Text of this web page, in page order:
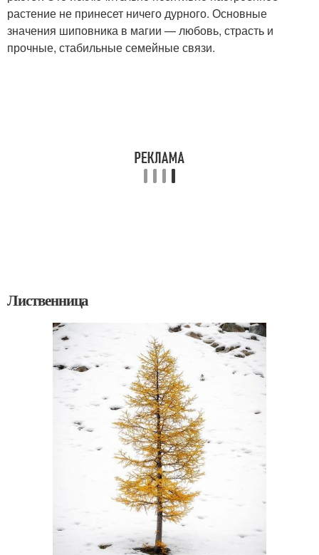
растение не принесет ничего дурного. Основные
значения шиповника в магии — любовь, страсть и
прочные, стабильные семейные связи.
Лиственница